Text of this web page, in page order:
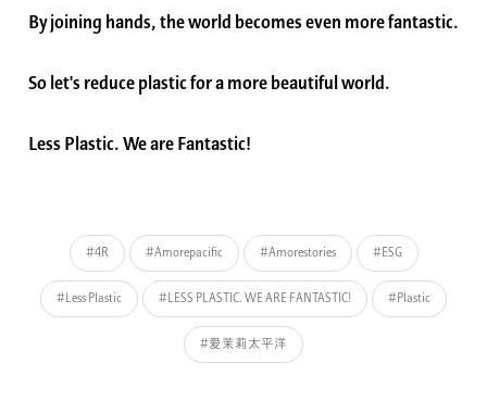
By joining hands, the world becomes even more fantastic.
So let's reduce plastic for a more beautiful world.
Less Plastic. We are Fantastic!
#4R #Amorepacific #Amorestories #ESG
#Less Plastic #LESS PLASTIC. WE ARE FANTASTIC! #Plastic
#爱茉莉太平洋